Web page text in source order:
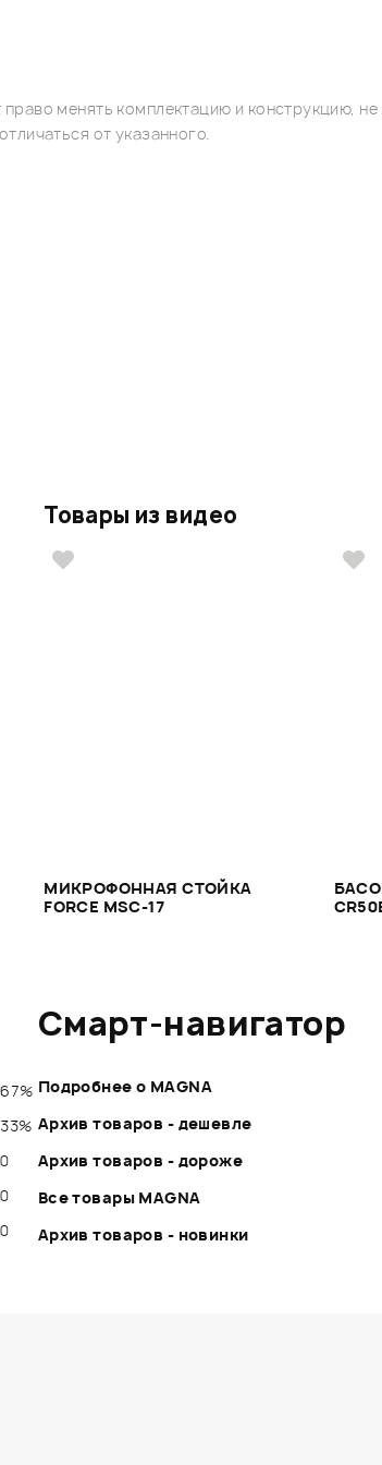
менять комплектацию и конструкцию,
от указанного.
Товары из видео
МИКРОФОННАЯ СТОЙКА
FORCE MSC-17
67%
33%
0
0
0
Смарт-навигатор
Подробнее о MAGNA
Архив товаров - дешевле
Архив товаров - дороже
Все товары MAGNA
Архив товаров - новинки